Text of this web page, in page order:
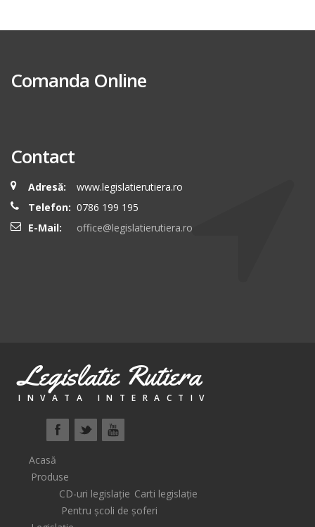
Comanda Online
Contact
Adresă:
www.legislatierutiera.ro
Telefon: 0786 199 195
E-Mail:
office@legislatierutiera.ro
Legislatie Rutiera
INVATA INTERACTIV
Acasă
Produse
CD-uri legislație Carti legislație
Pentru școli de șoferi